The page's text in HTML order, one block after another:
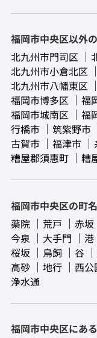
福岡市中央区以外
北九州市門司区
北九州市小倉北区
北九州市八幡東区
福岡市博多区
福
福岡市城南区
福
行橋市
筑紫野市
古賀市
福津市
糟屋郡須惠町
糟
福岡市中央区の町
薬院
荒戸 赤坂
今泉
大手門 港
桜坂
鳥飼 谷
高砂
地行 西公
浄水通
福岡市中央区にあ